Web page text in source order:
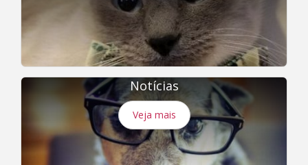
Notícias
Veja mais